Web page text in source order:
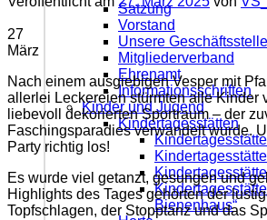
Satzung
Vorstand
Unsere Geschäftsstelle
Mitgliederverband
Ehrenamt
Informationsschriften
Kinder und Jugend
Kindertagesstätten
Bienenhaus“
27
März
Nach einem ausgiebigen Vesper mit
allerlei Leckereien stürmten alle Kinder
liebevoll dekorierten Sportraum – der
Faschingsparadies verwandelt wurde.
Party richtig los!
Es wurde viel getanzt, gesungen und
Highlights des Tages gehörten der
Topfschlagen, der Stopptanz und das